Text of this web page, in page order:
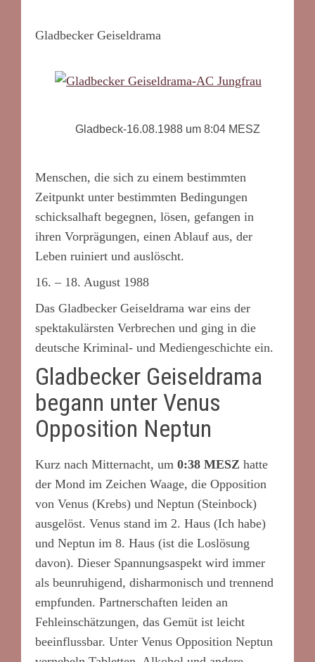
Gladbecker Geiseldrama
Gladbeck-16.08.1988 um 8:04 MESZ
Menschen, die sich zu einem bestimmten
Zeitpunkt unter bestimmten Bedingungen
schicksalhaft begegnen, lösen, gefangen in
ihren Vorprägungen, einen Ablauf aus, der
Leben ruiniert und auslöscht.
16. – 18. August 1988
Das Gladbecker Geiseldrama war eins der
spektakulärsten Verbrechen und ging in die
deutsche Kriminal- und Mediengeschichte ein.
Gladbecker Geiseldrama
begann unter Venus
Opposition Neptun
Kurz nach Mitternacht, um 0:38 MESZ hatte
der Mond im Zeichen Waage, die Opposition
von Venus (Krebs) und Neptun (Steinbock)
ausgelöst. Venus stand im 2. Haus (Ich habe)
und Neptun im 8. Haus (ist die Loslösung
davon). Dieser Spannungsaspekt wird immer
als beunruhigend, disharmonisch und trennend
empfunden. Partnerschaften leiden an
Fehleinschätzungen, das Gemüt ist leicht
beeinflussbar. Unter Venus Opposition Neptun